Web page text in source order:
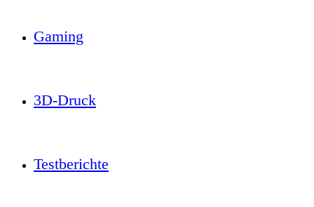
Gaming
3D-Druck
Testberichte